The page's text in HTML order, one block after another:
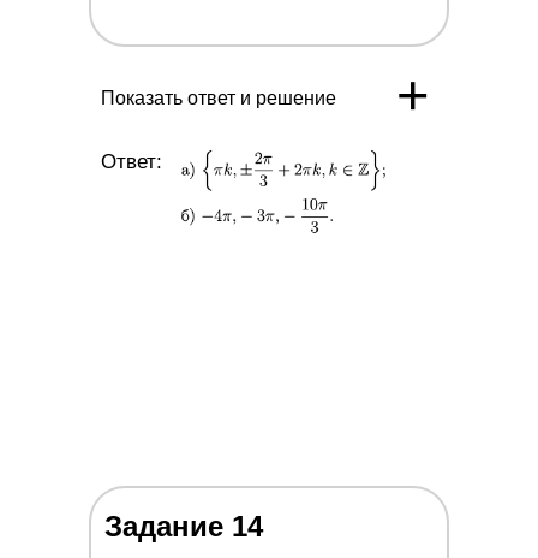
Показать ответ и решение +
Ответ:
Задание 14
Начать бесплатно
+7 (495) 085-04-95